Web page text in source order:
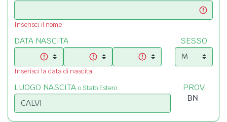
Inserisci il nome
DATA NASCITA
Inserisci la data di nascita
SESSO
LUOGO NASCITA o Stato Estero PROV